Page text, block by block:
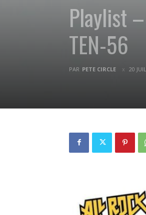
Playlist
TEN-56
PAR PETE CIRCLE 20